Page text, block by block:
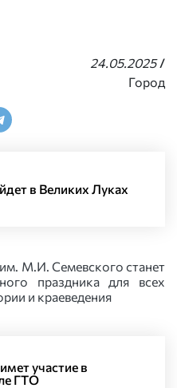
24.05.2025 /
Город
в Великих Луках
М.И. Семевского станет
праздника для всех
и краеведения
участие в
ГТО